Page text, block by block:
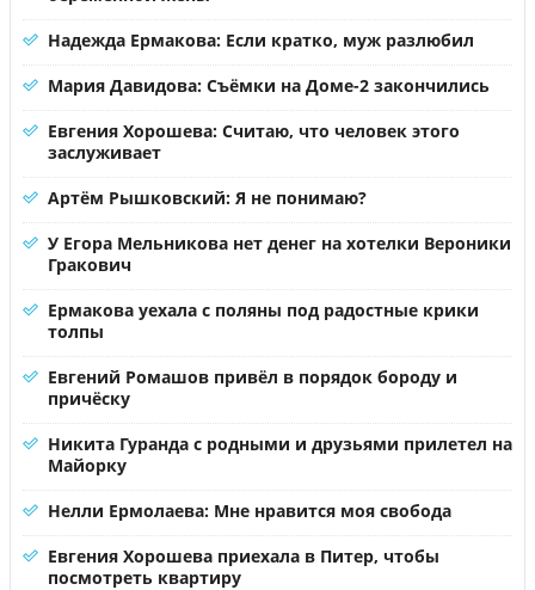
Надежда Ермакова: Если кратко, муж разлюбил
Мария Давидова: Съёмки на Доме-2 закончились
Евгения Хорошева: Считаю, что человек этого
заслуживает
Артём Рышковский: Я не понимаю?
У Егора Мельникова нет денег на хотелки Вероники
Гракович
Ермакова уехала с поляны под радостные крики
толпы
Евгений Ромашов привёл в порядок бороду и
причёску
Никита Гуранда с родными и друзьями прилетел на
Майорку
Нелли Ермолаева: Мне нравится моя свобода
Евгения Хорошева приехала в Питер, чтобы
посмотреть квартиру